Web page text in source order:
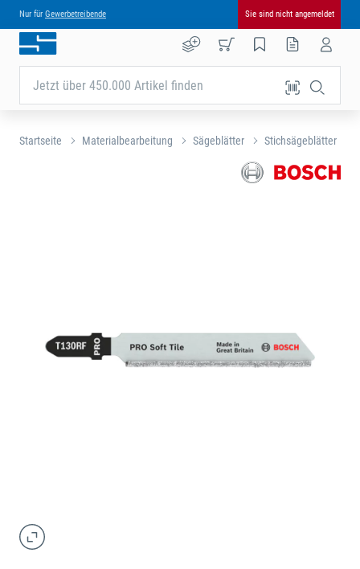
Nur für Gewerbetreibende Sie sind nicht angemeldet
Jetzt über 450.000 Artikel finden
Startseite Materialbearbeitung Sägeblätter Stichsägeblätter